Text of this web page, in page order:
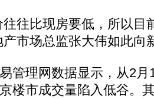
往比现房要低，所以目
产市场总监张大伟如此向
理网数据显示，从2月
楼市成交量陷入低谷。